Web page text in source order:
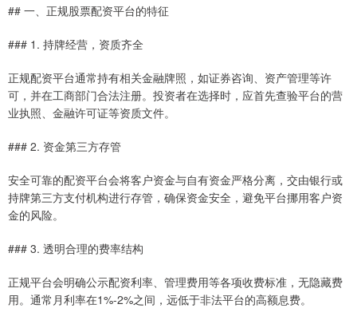
## 一、正规股票配资平台的特征
### 1. 持牌经营，资质齐全
正规配资平台通常持有相关金融牌照，如证券咨询、资产管理等许
可，并在工商部门合法注册。投资者在选择时，应首先查验平台的营
业执照、金融许可证等资质文件。
### 2. 资金第三方存管
安全可靠的配资平台会将客户资金与自有资金严格分离，交由银行或
持牌第三方支付机构进行存管，确保资金安全，避免平台挪用客户资
金的风险。
### 3. 透明合理的费率结构
正规平台会明确公示配资利率、管理费用等各项收费标准，无隐藏费
用。通常月利率在1%-2%之间，远低于非法平台的高额息费。